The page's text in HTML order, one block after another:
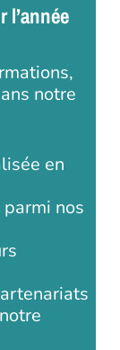
l’année
notre
en
nos